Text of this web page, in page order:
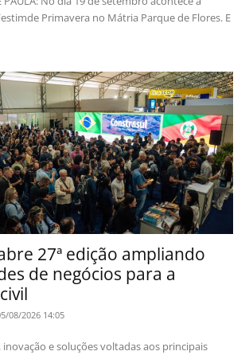
Primavera no Mátria Parque de Flores. E
27ª edição ampliando
de negócios para a
08/2026 14:05
inovação e soluções voltadas aos principais